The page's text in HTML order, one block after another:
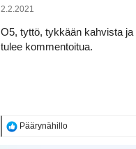
2.2.2021
O5, tyttö, tykkään kahvista
tulee kommentoitua.
R
Päärynähillo